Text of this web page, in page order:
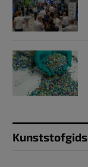
Kunststofgids